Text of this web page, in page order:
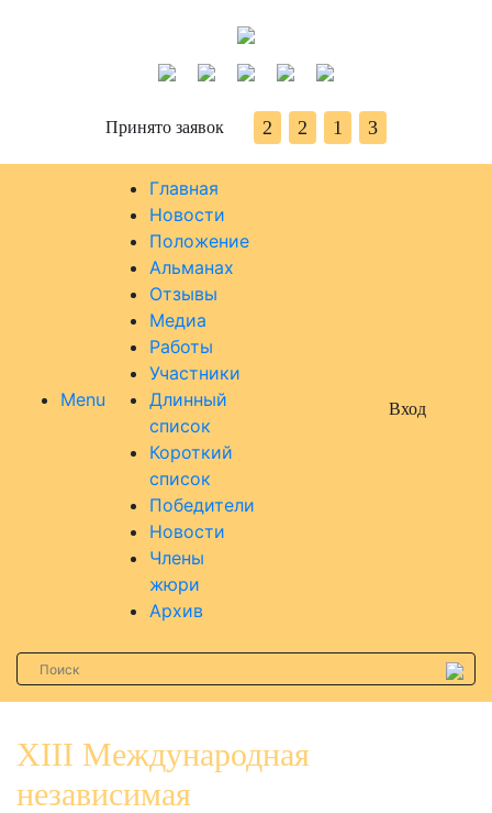
Принято заявок 2 2 1 3
Menu
Главная
Новости
Положение
Альманах
Отзывы
Медиа
Работы
Участники
Длинный
список
Короткий
список
Победители
Новости
Члены
жюри
Архив
Вход
XIII Международная
независимая